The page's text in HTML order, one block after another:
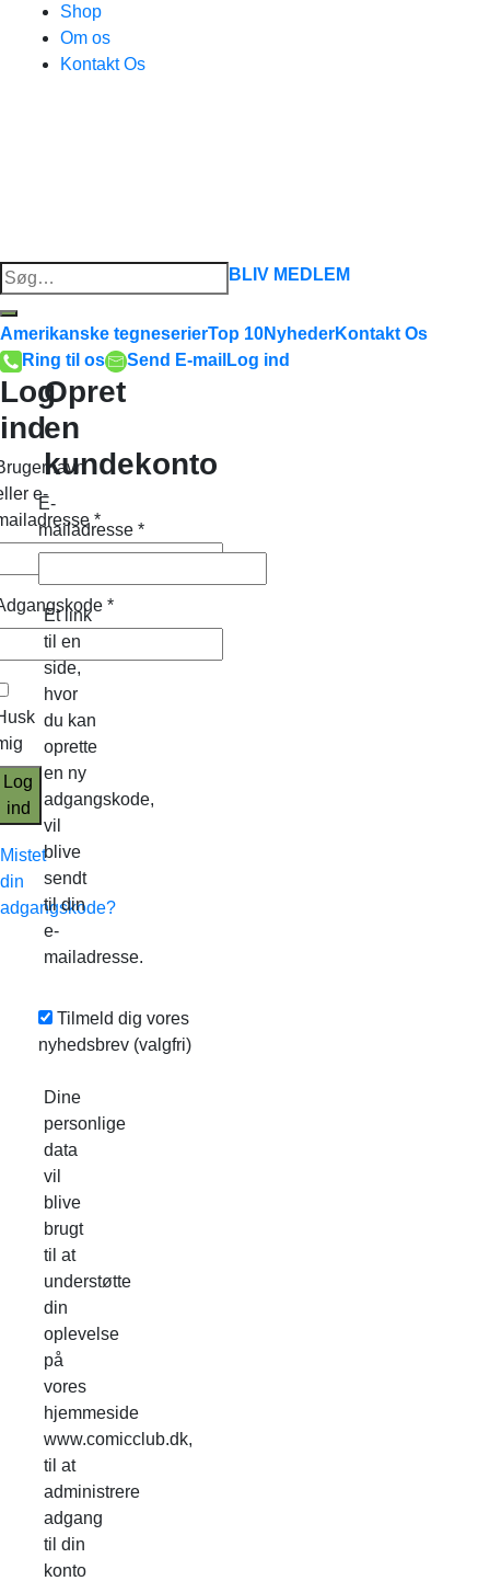
Shop
Om os
Kontakt Os
Søg
efter:
BLIV MEDLEM
Amerikanske tegneserierTop 10NyhederKontakt Os
Ring til os
Send E-mail Log ind
Log
ind
e-
*
*
Log
ind
Mistet
din
adgangskode?
Opret
en
kundekonto
E-
mailadresse *
Et link
til en
side,
hvor
du kan
oprette
en ny
adgangskode,
vil
blive
sendt
til din
e-
mailadresse.
Tilmeld dig vores
nyhedsbrev (valgfri)
Dine
personlige
data
vil
blive
brugt
til at
understøtte
din
oplevelse
på
vores
hjemmeside
www.comicclub.dk,
til at
administrere
adgang
til din
konto